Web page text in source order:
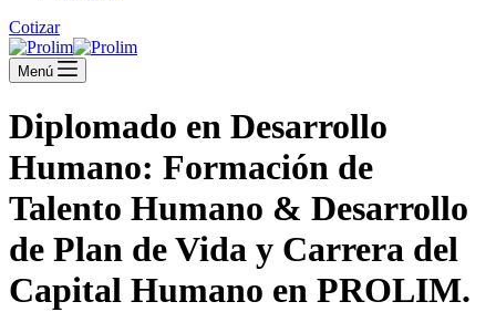
Cotizar
Menú
Diplomado en Desarrollo
Humano: Formación de
Talento Humano & Desarrollo
de Plan de Vida y Carrera del
Capital Humano en PROLIM.